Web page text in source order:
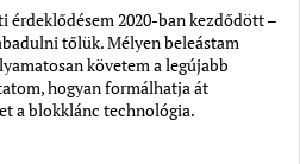
2020-ban kezdődött –
tőlük. Mélyen beleástam
követem a legújabb
hogyan formálhatja át
a blokklánc technológia.